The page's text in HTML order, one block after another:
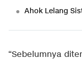
Ahok Lelang
“Sebelumnya